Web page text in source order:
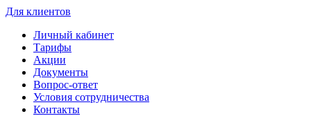
Для клиентов
Личный кабинет
Тарифы
Акции
Документы
Вопрос-ответ
Условия сотрудничества
Контакты